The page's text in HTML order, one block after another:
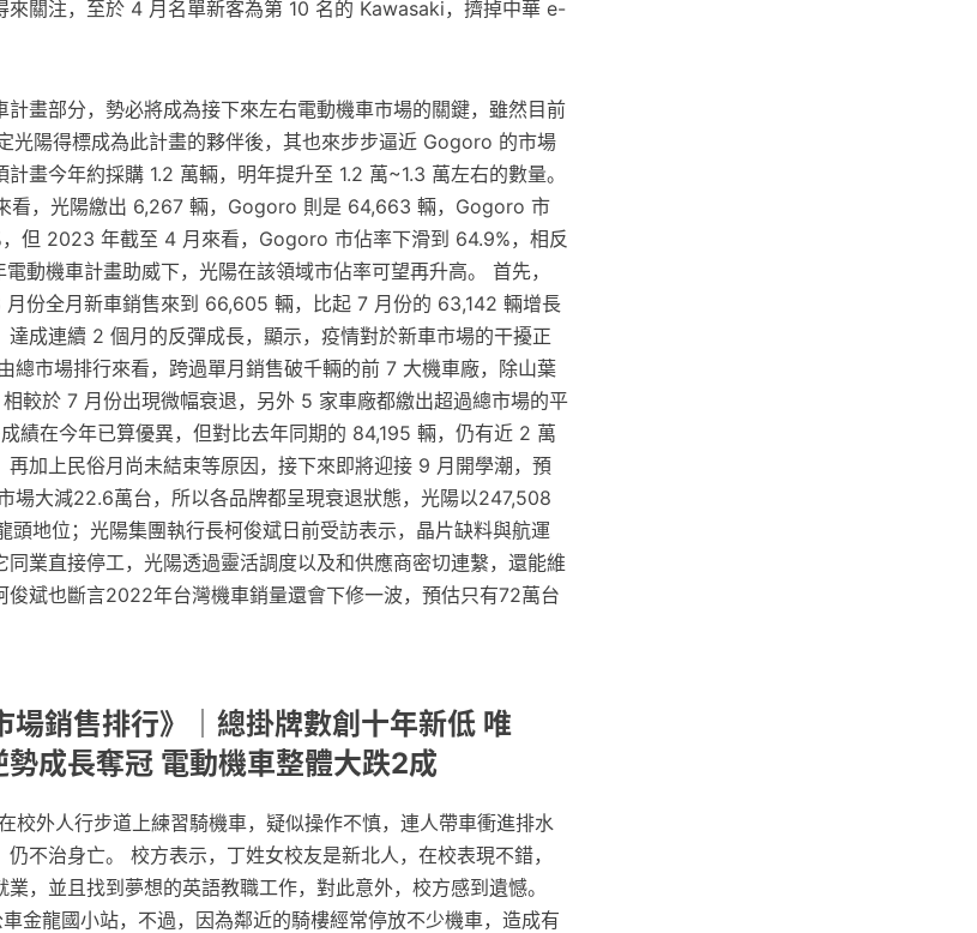
來關注，至於 4 月名單新客為第 10 名的 Kawasaki，擠掉中華 e-
畫部分，勢必將成為接下來左右電動機車市場的關鍵，雖然目前
光陽得標成為此計畫的夥伴後，其也來步步逼近 Gogoro 的市場
畫今年約採購 1.2 萬輛，明年提升至 1.2 萬~1.3 萬左右的數量。
看，光陽繳出 6,267 輛，Gogoro 則是 64,663 輛，Gogoro 市
但 2023 年截至 4 月來看，Gogoro 市佔率下滑到 64.9%，相反
動機車計畫助威下，光陽在該領域市佔率可望再升高。 首先，
份全月新車銷售來到 66,605 輛，比起 7 月份的 63,142 輛增長
成連續 2 個月的反彈成長，顯示，疫情對於新車市場的干擾正
總市場排行來看，跨過單月銷售破千輛的前 7 大機車廠，除山葉
較於 7 月份出現微幅衰退，另外 5 家車廠都繳出超過總市場的平
績在今年已算優異，但對比去年同期的 84,195 輛，仍有近 2 萬
加上民俗月尚未結束等原因，接下來即將迎接 9 月開學潮，預
場大減22.6萬台，所以各品牌都呈現衰退狀態，光陽以247,508
地位；光陽集團執行長柯俊斌日前受訪表示，晶片缺料與航運
業直接停工，光陽透過靈活調度以及和供應商密切連繫，還能維
俊斌也斷言2022年台灣機車銷量還會下修一波，預估只有72萬台
場銷售排行》｜總掛牌數創十年新低 唯
勢成長奪冠 電動機車整體大跌2成
校外人行步道上練習騎機車，疑似操作不慎，連人帶車衝進排水
不治身亡。 校方表示，丁姓女校友是新北人，在校表現不錯，
，並且找到夢想的英語教職工作，對此意外，校方感到遺憾。
金龍國小站，不過，因為鄰近的騎樓經常停放不少機車，造成有